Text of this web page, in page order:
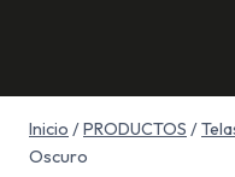
Inicio /PRODUCTOS /
Oscuro